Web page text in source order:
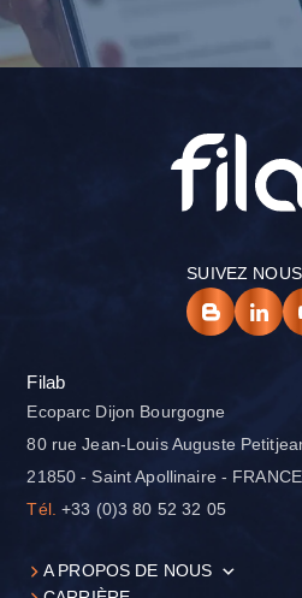
SUIVEZ
Filab
Ecoparc Dijon Bourgogne
80 rue Jean-Louis Auguste
21850 - Saint Apollinaire - FRANCE
Tél. +33 (0)3 80 52 32 05
A PROPOS DE NOUS